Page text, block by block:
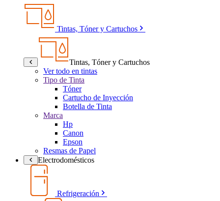
Tintas, Tóner y Cartuchos
Tintas, Tóner y Cartuchos
Ver todo en tintas
Tipo de Tinta
Tóner
Cartucho de Inyección
Botella de Tinta
Marca
Hp
Canon
Epson
Resmas de Papel
Electrodomésticos
Refrigeración